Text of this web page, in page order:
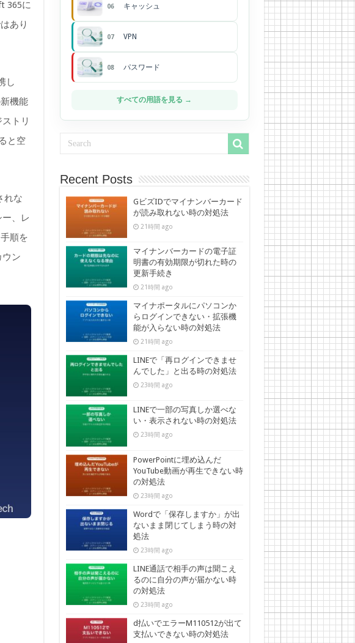
365に
あり
し
機能
トリ
と空
れな
、レ
順を
ン
06 キャッシュ
07 VPN
08 パスワード
すべての用語を見る →
Recent Posts
GビズIDでマイナンバーカード
が読み取れない時の対処法
21時間 ago
マイナンバーカードの電子証
明書の有効期限が切れた時の
更新手続き
21時間 ago
マイナポータルにパソコンか
らログインできない・拡張機
能が入らない時の対処法
21時間 ago
LINEで「再ログインできませ
んでした」と出る時の対処法
23時間 ago
LINEで一部の写真しか選べな
い・表示されない時の対処法
23時間 ago
PowerPointに埋め込んだ
YouTube動画が再生できない時
の対処法
23時間 ago
Wordで「保存しますか」が出
ないまま閉じてしまう時の対
処法
23時間 ago
LINE通話で相手の声は聞こえ
るのに自分の声が届かない時
の対処法
23時間 ago
d払いでエラーM110512が出て
支払いできない時の対処法